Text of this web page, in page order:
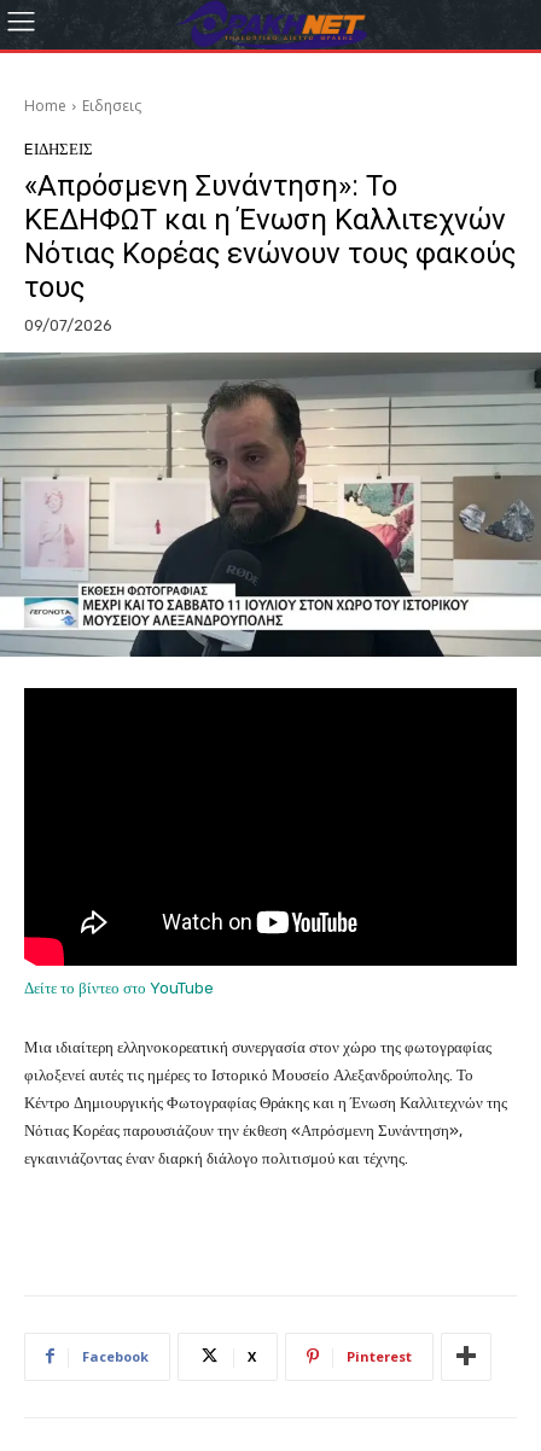
Home Eιδησεις
EΙΔΗΣΕΙΣ
«Απρόσμενη Συνάντηση»: Το
ΚΕΔΗΦΩΤ και η Ένωση Καλλιτεχνών
Νότιας Κορέας ενώνουν τους φακούς
τους
09/07/2026
Δείτε το βίντεο στο YouTube
Μια ιδιαίτερη ελληνοκορεατική συνεργασία στον χώρο της φωτογραφίας
φιλοξενεί αυτές τις ημέρες το Ιστορικό Μουσείο Αλεξανδρούπολης. Το
Κέντρο Δημιουργικής Φωτογραφίας Θράκης και η Ένωση Καλλιτεχνών της
Νότιας Κορέας παρουσιάζουν την έκθεση «Απρόσμενη Συνάντηση»,
εγκαινιάζοντας έναν διαρκή διάλογο πολιτισμού και τέχνης.
Facebook X Pinterest